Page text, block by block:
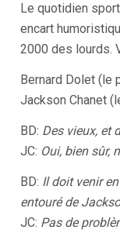
Le quotidien
encart
2000 des lourds.
Bernard Dolet (le
Jackson Chanet
BD: Des vieux, et
JC: Oui, bien sûr,
BD: Il doit venir
entouré de
JC: Pas de